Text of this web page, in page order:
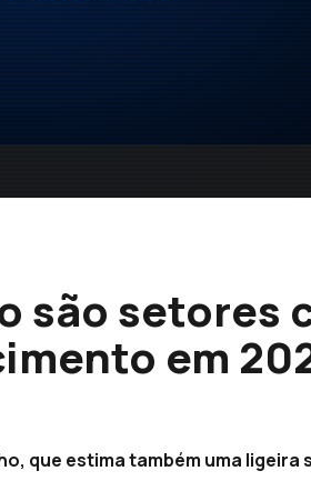
são setores
em
que estima também uma ligeira